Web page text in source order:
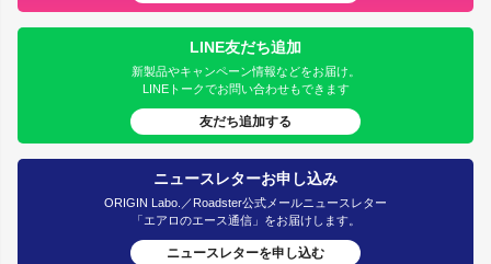
LINE友だち追加
新製品やキャンペーン情報などをお届け。
LINEトークでお問い合わせもできます
友だち追加する
ニュースレターお申し込み
ORIGIN Labo.／Roadster公式メールニュースレター
「エアロのエース通信」をお届けします。
ニュースレターを申し込む